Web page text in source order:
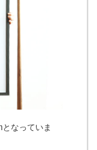
なっていま